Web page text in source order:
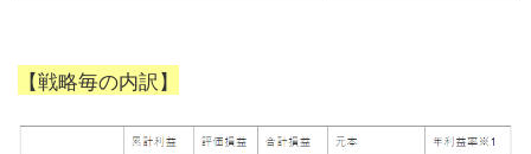
【戦略毎の内訳】